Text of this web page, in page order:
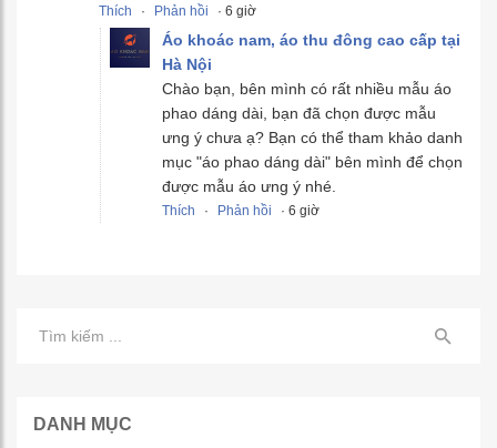
Thích · Phản hồi · 6 giờ
Áo khoác nam, áo thu đông cao cấp tại
Hà Nội
Chào bạn, bên mình có rất nhiều mẫu áo
phao dáng dài, bạn đã chọn được mẫu
ưng ý chưa ạ? Bạn có thể tham khảo danh
mục "áo phao dáng dài" bên mình để chọn
được mẫu áo ưng ý nhé.
Thích · Phản hồi · 6 giờ
DANH MỤC